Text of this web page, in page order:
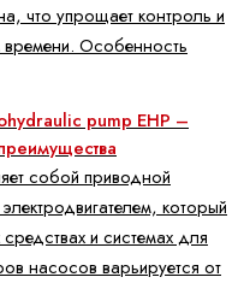
что упрощает контроль и
Особенность
pump EHP –
собой приводной
который
и системах для
насосов варьируется от